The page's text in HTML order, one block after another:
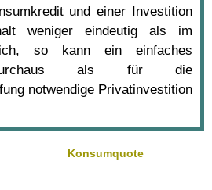
und einer Investition
weniger eindeutig als im
so kann ein einfaches
durchaus als für die
notwendige Privatinvestition
Konsumquote